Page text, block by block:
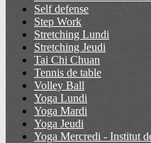
Self defense
Step Work
Stretching Lundi
Stretching Jeudi
Tai Chi Chuan
Tennis de table
Volley Ball
Yoga Lundi
Yoga Mardi
Yoga Jeudi
Yoga Mercredi - Institut